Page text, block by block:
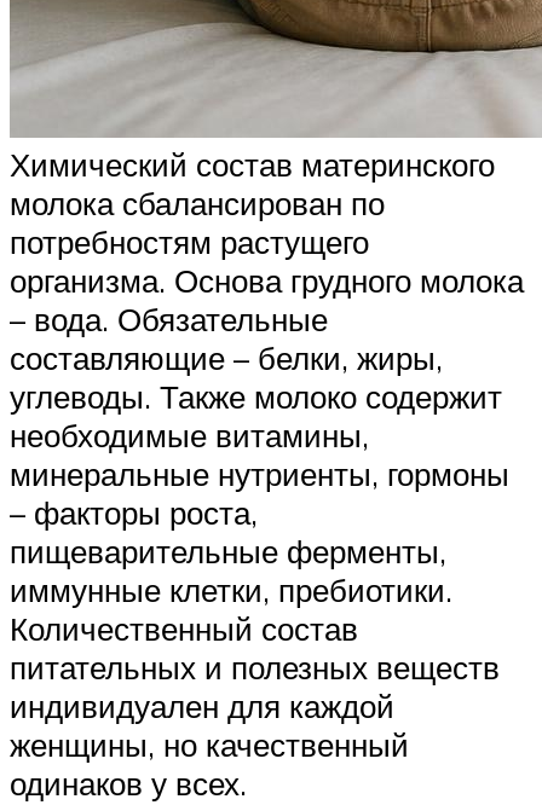
Химический состав материнского
молока сбалансирован по
потребностям растущего
организма. Основа грудного молока
– вода. Обязательные
составляющие – белки, жиры,
углеводы. Также молоко содержит
необходимые витамины,
минеральные нутриенты, гормоны
– факторы роста,
пищеварительные ферменты,
иммунные клетки, пребиотики.
Количественный состав
питательных и полезных веществ
индивидуален для каждой
женщины, но качественный
одинаков у всех.